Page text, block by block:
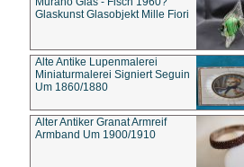
Glaskunst Glasobjekt Mille Fiori
Alte Antike Lupenmalerei
Miniaturmalerei Signiert Seguin
Um 1860/1880
Alter Antiker Granat Armreif
Armband Um 1900/1910